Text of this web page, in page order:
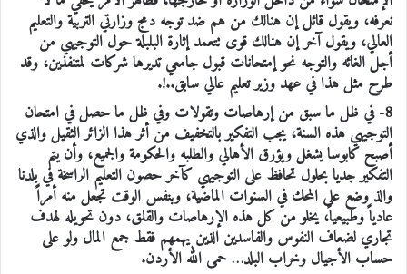
نعرفه، ويقول قائل إن هنالك من هم ضد توجه دمج وزارتي التربية والتعليم
العالي، ويقول آخر إن هنالك قوى تتعمد إثارة البلبلة حول التوجيهي من
أجل الغائه والتوجه نحو إمتحانات قبول جامعي تديرها شركات لمتنفذين، وقد
طرح مثل هذا في عهد وزير تعليم عالي سابق..!.
8- في ظل ما سبق من إرهاصات وتقولات وفي ظل ما حصل في امتحان
التوجيهي هذه السنة، يجب التفكير بالتخفيف من أثر هذا الزائر الثقيل والذي
أصبح كابوسا يشغل ويؤرق الأهالي والطلبه والحكومة والجميع، وأن يتم
التفكير جديا بحلول تحافظ على التوجيهي كآخر حصون التعليم الراسخة في بلدنا
والذ وضع على المحك في السنوات الماضية، وبنفس الوقت تجعل منه أمراً
عادياً وطبيعياً، يخلو من كل هذه الإرهاصات والقلق، دون تحويله لهدف
تجاري لضعاف النفوس والفاسدين الذين يهمهم فقط جمع المال ولو على
حساب الأجيال وخراب البلد… حمى الله الأردن.